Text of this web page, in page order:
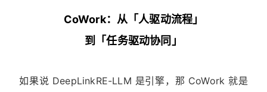
CoWork：从「人驱动流程」
到「任务驱动协同」
如果说 DeepLinkRE-LLM 是引擎，那 CoWork 就是